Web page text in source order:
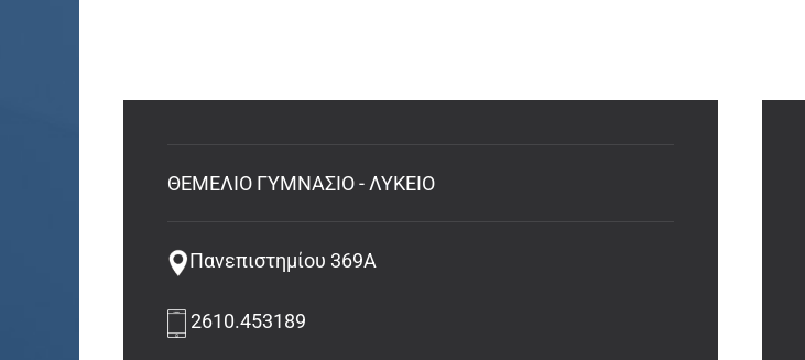
ΘΕΜΕΛΙΟ ΓΥΜΝΑΣΙΟ - ΛΥΚΕΙΟ
Πανεπιστημίου 369Α
2610.453189